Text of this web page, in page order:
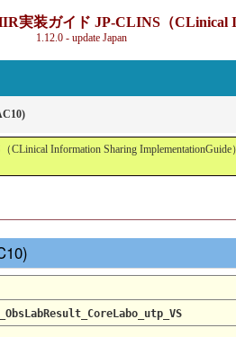
装ガイド JP-CLINS（CLinical
1.12.0 - update Japan
Information Sharing ImplementationGuide